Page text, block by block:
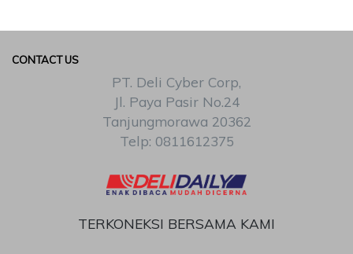
TERKONEKSI BERSAMA KAMI
CONTACT US
PT. Deli Cyber Corp,
Jl. Paya Pasir No.24
Tanjungmorawa 20362
Telp: 0811612375